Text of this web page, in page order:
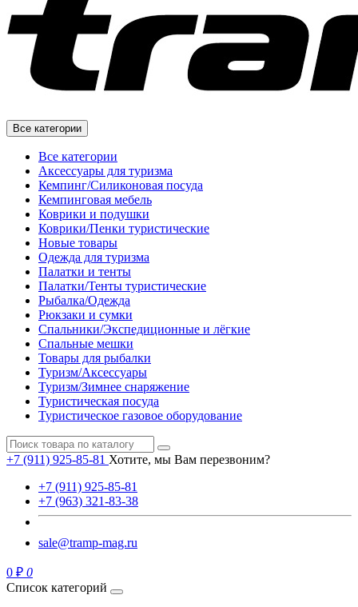
Все категории
Все категории
Аксессуары для туризма
Кемпинг/Силиконовая посуда
Кемпинговая мебель
Коврики и подушки
Коврики/Пенки туристические
Новые товары
Одежда для туризма
Палатки и тенты
Палатки/Тенты туристические
Рыбалка/Одежда
Рюкзаки и сумки
Спальники/Экспедиционные и лёгкие
Спальные мешки
Товары для рыбалки
Туризм/Аксессуары
Туризм/Зимнее снаряжение
Туристическая посуда
Туристическое газовое оборудование
+7 (911) 925-85-81 Хотите, мы Вам перезвоним?
+7 (911) 925-85-81
+7 (963) 321-83-38
sale@tramp-mag.ru
0 ₽ 0
Список категорий